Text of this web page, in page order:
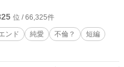
位 / 66,325件
ンド 純愛 不倫？
短編